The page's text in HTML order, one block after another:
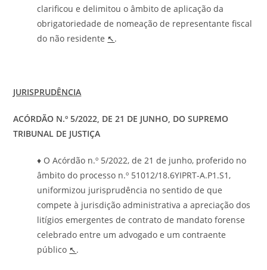
clarificou e delimitou o âmbito de aplicação da
obrigatoriedade de nomeação de representante fiscal
do não residente ↖.
JURISPRUDÊNCIA
ACÓRDÃO N.º 5/2022, DE 21 DE JUNHO, DO SUPREMO
TRIBUNAL DE JUSTIÇA
♦ O Acórdão n.º 5/2022, de 21 de junho, proferido no
âmbito do processo n.º 51012/18.6YIPRT-A.P1.S1,
uniformizou jurisprudência no sentido de que
compete à jurisdição administrativa a apreciação dos
litígios emergentes de contrato de mandato forense
celebrado entre um advogado e um contraente
público ↖.